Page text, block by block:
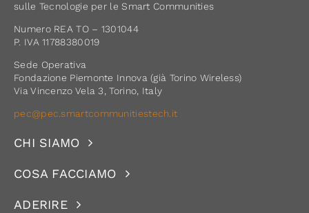
sulle Tecnologie per le Smart Communities
Numero REA TO – 1301044
P. IVA 11788380019
Sede Operativa
Fondazione Piemonte Innova (già Torino Wireless)
Via Vincenzo Vela 3, Torino, Italy
pec@pec.smartcommunitiestech.it
CHI SIAMO
COSA FACCIAMO
ADERIRE